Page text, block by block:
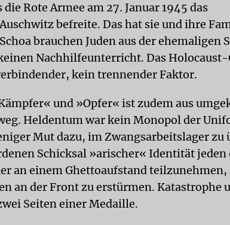
Rote Armee am 27. Januar 1945 das
befreite. Das hat sie und ihre
brauchen Juden aus der ehemaligen
Nachhilfeunterricht. Das Holocaust-
kein trennender Faktor.
und »Opfer« ist zudem aus
Heldentum war kein Monopol der
Mut dazu, im Zwangsarbeitslager zu
Schicksal »arischer« Identität
an einem Ghettoaufstand teilzunehmen,
an der Front zu erstürmen. Katastrophe
Seiten einer Medaille.